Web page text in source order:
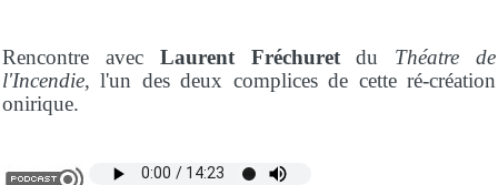
Rencontre avec Laurent Fréchuretdu Théatre de
l'Incendie, l'un des deux complices de cette ré-création
onirique.